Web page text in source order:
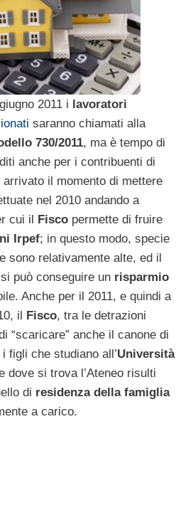
2011 i lavoratori
saranno chiamati alla
730/2011, ma è tempo di
anche per i contribuenti di
arrivato il momento di mettere
nel 2010 andando a
cui il Fisco permette di fruire
Irpef; in questo modo, specie
sono relativamente alte, ed il
può conseguire un risparmio
Anche per il 2011, e quindi a
il Fisco, tra le detrazioni
“scaricare” anche il canone di
figli che studiano all’Università
dove si trova l’Ateneo risulti
di residenza della famiglia
a carico.